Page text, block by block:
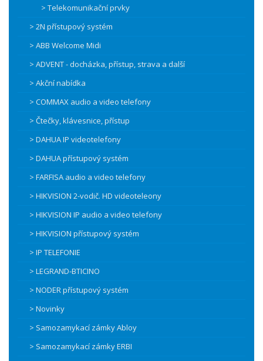
> Telekomunikační prvky
> 2N přístupový systém
> ABB Welcome Midi
> ADVENT - docházka, přístup, strava a další
> Akční nabídka
> COMMAX audio a video telefony
> Čtečky, klávesnice, přístup
> DAHUA IP videotelefony
> DAHUA přístupový systém
> FARFISA audio a video telefony
> HIKVISION 2-vodič. HD videoteleony
> HIKVISION IP audio a video telefony
> HIKVISION přístupový systém
> IP TELEFONIE
> LEGRAND-BTICINO
> NODER přístupový systém
> Novinky
> Samozamykací zámky Abloy
> Samozamykací zámky ERBI